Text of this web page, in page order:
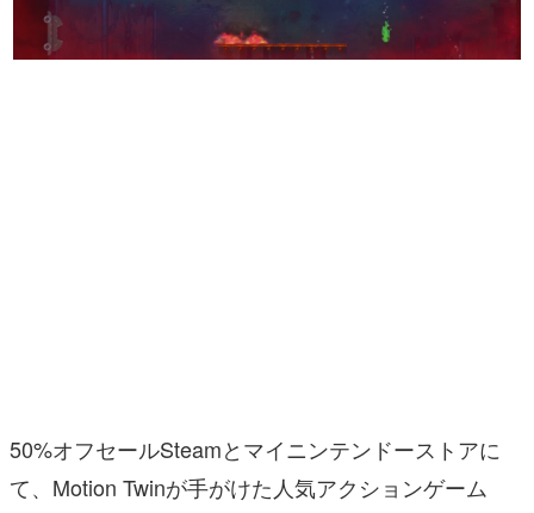
なんでゲームは面白い？
ゲーム開発者・hamatsu氏がゲームの魅力を画面や操作の
具体的な形から解き明かしていく、硬派で骨太な評論連載
その他
50%オフセールSteamとマイニンテンドーストアに
て、Motion Twinが手がけた人気アクションゲーム